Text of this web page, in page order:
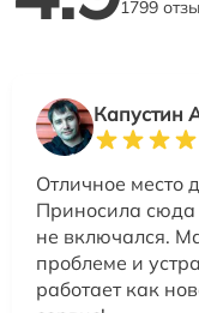
1799
Капустин
Отличное место
Приносила сюда
не включался.
проблеме и
работает как